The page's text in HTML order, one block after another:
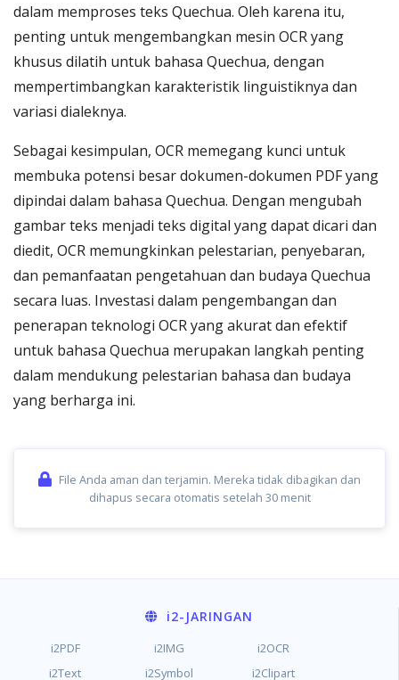
dalam memproses teks Quechua. Oleh karena itu,
penting untuk mengembangkan mesin OCR yang
khusus dilatih untuk bahasa Quechua, dengan
mempertimbangkan karakteristik linguistiknya dan
variasi dialeknya.
Sebagai kesimpulan, OCR memegang kunci untuk
membuka potensi besar dokumen-dokumen PDF yang
dipindai dalam bahasa Quechua. Dengan mengubah
gambar teks menjadi teks digital yang dapat dicari dan
diedit, OCR memungkinkan pelestarian, penyebaran,
dan pemanfaatan pengetahuan dan budaya Quechua
secara luas. Investasi dalam pengembangan dan
penerapan teknologi OCR yang akurat dan efektif
untuk bahasa Quechua merupakan langkah penting
dalam mendukung pelestarian bahasa dan budaya
yang berharga ini.
File Anda aman dan terjamin. Mereka tidak dibagikan dan
dihapus secara otomatis setelah 30 menit
i2-JARINGAN
i2PDF i2IMG
i2OCR
i2Text
i2Symbol i2Clipart